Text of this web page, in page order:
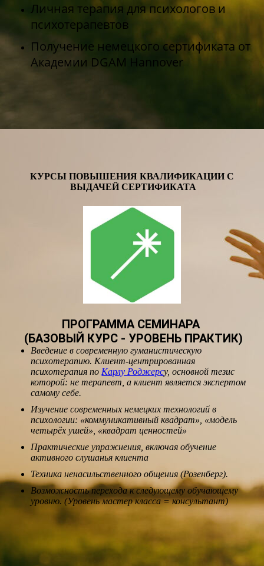
Личная терапия для психологов и
психотерапевтов
Получение немецкого сертификата от
Академии DGAM Hannover
КУРСЫ ПОВЫШЕНИЯ КВАЛИФИКАЦИИ С
ВЫДАЧЕЙ СЕРТИФИКАТА
ПРОГРАММА СЕМИНАРА
(БАЗОВЫЙ КУРС - УРОВЕНЬ ПРАКТИК)
Введение в современную гуманистическую
психотерапию. Клиент-центрированная
психотерапия по Карлу Роджерсу, основной тезис
которой: не терапевт, а клиент является экспертом
самому себе.
Изучение современных немецких технологий в
психологии: «коммуникативный квадрат», «модель
четырёх ушей», «квадрат ценностей»
Практические упражнения, включая обучение
активного слушанья клиента
Техника ненасильственного общения (Розенберг).
Возможность перехода к следующему обучающему
уровню. (Уровень мастер класса = консультант)